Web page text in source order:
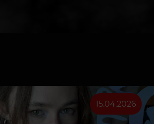
15.04.2026